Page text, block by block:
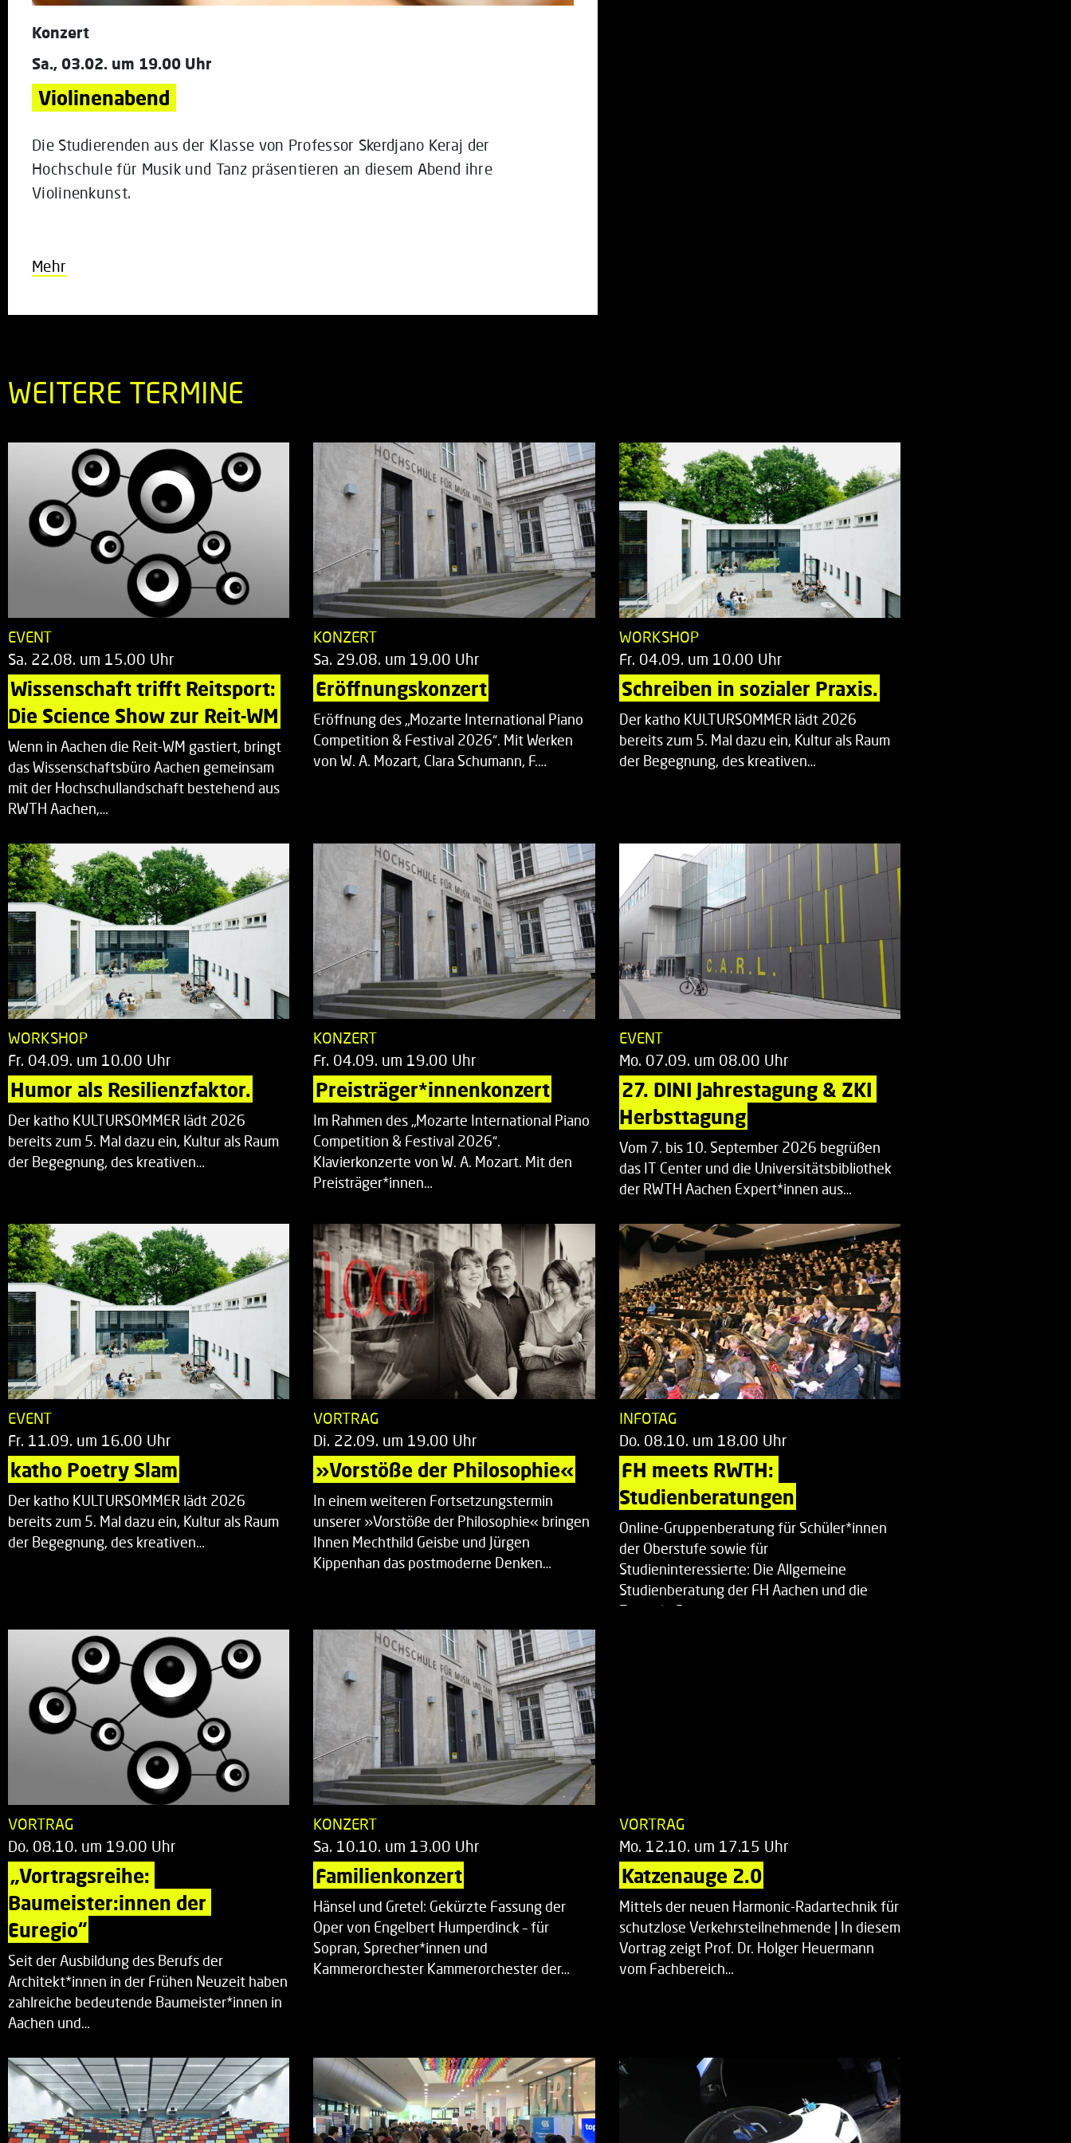
Konzert
Sa., 03.02. um 19.00 Uhr
Violinenabend
Die Studierenden aus der Klasse von Professor Skerdjano Keraj der
Hochschule für Musik und Tanz präsentieren an diesem Abend ihre
Violinenkunst.
Mehr
WEITERE TERMINE
EVENT
Sa. 22.08. um 15.00 Uhr
Wissenschaft trifft Reitsport:
Die Science Show zur Reit-WM
Wenn in Aachen die Reit-WM gastiert, bringt
das Wissenschaftsbüro Aachen gemeinsam
mit der Hochschullandschaft bestehend aus
RWTH Aachen,…
KONZERT
Sa. 29.08. um 19.00 Uhr
Eröffnungskonzert
Eröffnung des „Mozarte International Piano
Competition & Festival 2026“. Mit Werken
von W. A. Mozart, Clara Schumann, F.…
WORKSHOP
Fr. 04.09. um 10.00 Uhr
Schreiben in sozialer Praxis.
Der katho KULTURSOMMER lädt 2026
bereits zum 5. Mal dazu ein, Kultur als Raum
der Begegnung, des kreativen…
WORKSHOP
Fr. 04.09. um 10.00 Uhr
Humor als Resilienzfaktor.
Der katho KULTURSOMMER lädt 2026
bereits zum 5. Mal dazu ein, Kultur als Raum
der Begegnung, des kreativen…
KONZERT
Fr. 04.09. um 19.00 Uhr
Preisträger*innenkonzert
Im Rahmen des „Mozarte International Piano
Competition & Festival 2026“.
Klavierkonzerte von W. A. Mozart. Mit den
Preisträger*innen…
EVENT
Mo. 07.09. um 08.00 Uhr
27. DINI Jahrestagung & ZKI
Herbsttagung
Vom 7. bis 10. September 2026 begrüßen
das IT Center und die Universitätsbibliothek
der RWTH Aachen Expert*innen aus…
EVENT
Fr. 11.09. um 16.00 Uhr
katho Poetry Slam
Der katho KULTURSOMMER lädt 2026
bereits zum 5. Mal dazu ein, Kultur als Raum
der Begegnung, des kreativen…
VORTRAG
Di. 22.09. um 19.00 Uhr
»Vorstöße der Philosophie«
In einem weiteren Fortsetzungstermin
unserer »Vorstöße der Philosophie« bringen
Ihnen Mechthild Geisbe und Jürgen
Kippenhan das postmoderne Denken…
INFOTAG
Do. 08.10. um 18.00 Uhr
FH meets RWTH:
Studienberatungen
Online-Gruppenberatung für Schüler*innen
der Oberstufe sowie für
Studieninteressierte: Die Allgemeine
Studienberatung der FH Aachen und die
Zentrale Studienberatung…
VORTRAG
Do. 08.10. um 19.00 Uhr
„Vortragsreihe:
Baumeister:innen der
Euregio“
Seit der Ausbildung des Berufs der
Architekt*innen in der Frühen Neuzeit haben
zahlreiche bedeutende Baumeister*innen in
Aachen und…
KONZERT
Sa. 10.10. um 13.00 Uhr
Familienkonzert
Hänsel und Gretel: Gekürzte Fassung der
Oper von Engelbert Humperdinck – für
Sopran, Sprecher*innen und
Kammerorchester Kammerorchester der…
VORTRAG
Mo. 12.10. um 17.15 Uhr
Katzenauge 2.0
Mittels der neuen Harmonic-Radartechnik für
schutzlose Verkehrsteilnehmende | In diesem
Vortrag zeigt Prof. Dr. Holger Heuermann
vom Fachbereich…